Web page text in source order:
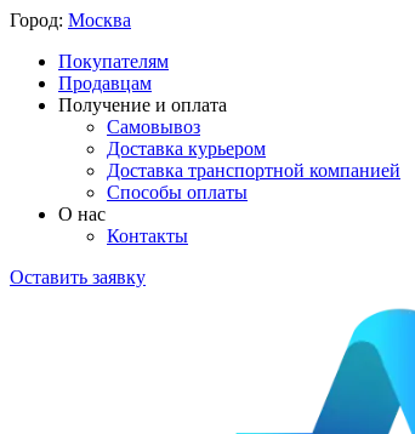
Город: Москва
Покупателям
Продавцам
Получение и оплата
Самовывоз
Доставка курьером
Доставка транспортной компанией
Способы оплаты
О нас
Контакты
Оставить заявку